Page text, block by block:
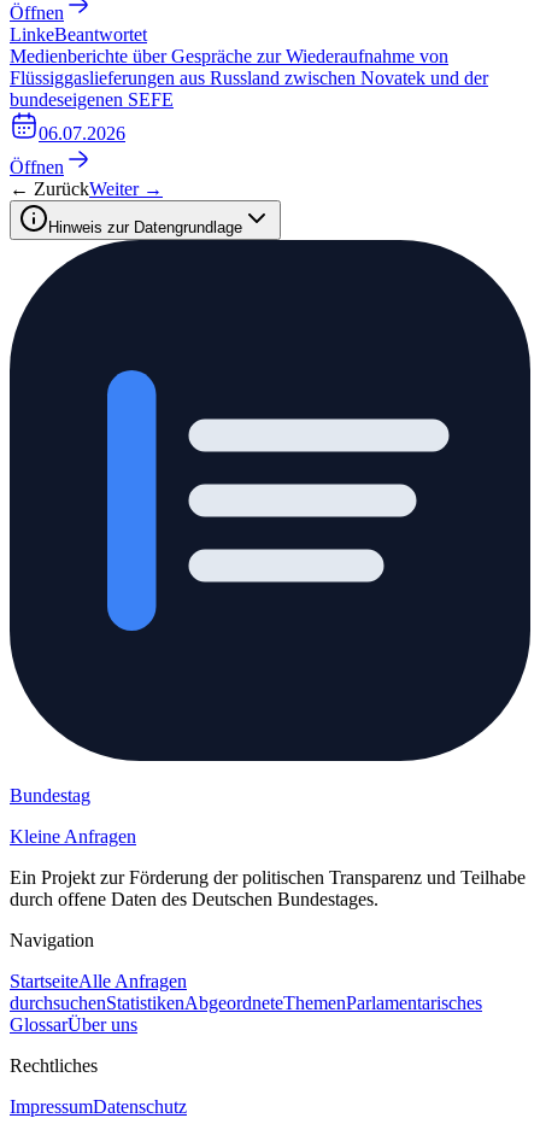
Öffnen
LinkeBeantwortet
Medienberichte über Gespräche zur Wiederaufnahme von
Flüssiggaslieferungen aus Russland zwischen Novatek und der
bundeseigenen SEFE
06.07.2026
Öffnen
← ZurückWeiter →
Hinweis zur Datengrundlage
Bundestag
Kleine Anfragen
Ein Projekt zur Förderung der politischen Transparenz und Teilhabe
durch offene Daten des Deutschen Bundestages.
Navigation
StartseiteAlle Anfragen
durchsuchenStatistikenAbgeordneteThemenParlamentarisches
GlossarÜber uns
Rechtliches
ImpressumDatenschutz